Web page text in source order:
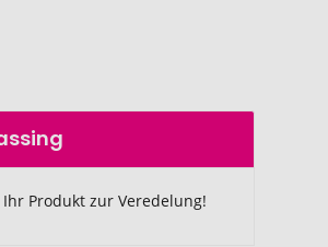
Produkt zur Veredelung!